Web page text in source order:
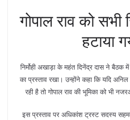
गोपाल राव को सभी
हटाया
निर्मोही अखाड़ा के महंत दिनेंद्र दास ने बैठक
का प्रस्ताव रखा। उन्होंने कहा कि यदि अनिल
रही है तो गोपाल राव की भूमिका को भी
इस प्रस्ताव पर अधिकांश ट्रस्ट सदस्य